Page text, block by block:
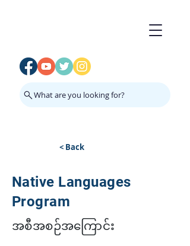
What are you looking for?
< Back
Native Languages
Program
အစီအစဉ်အကြောင်း